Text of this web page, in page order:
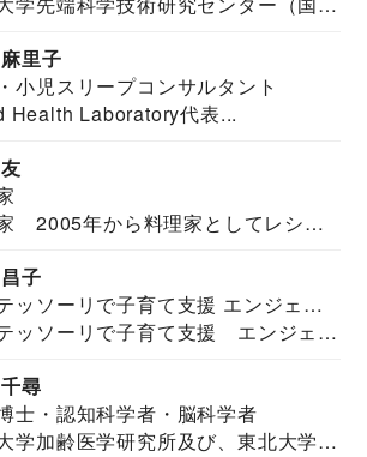
里子
小児スリープコンサルタント
Health Laboratory代表...
2005年から料理家としてレシピ
子
ッソーリで子育て支援 エンジェル
ス研究所所長
ッソーリで子育て支援 エンジェル
尋
士・認知科学者・脳科学者
学加齢医学研究所及び、東北大学大